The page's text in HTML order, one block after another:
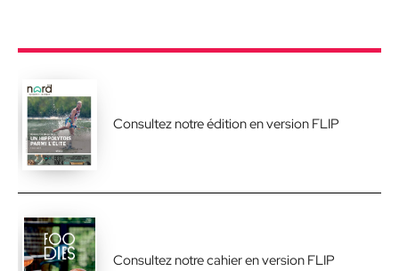
Consultez notre édition en version FLIP
Consultez notre cahier en version FLIP